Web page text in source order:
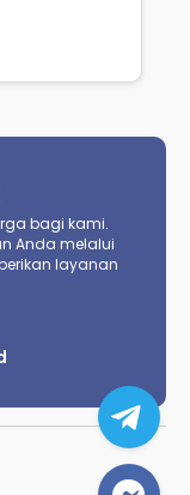
bagi kami.
Anda melalui
layanan